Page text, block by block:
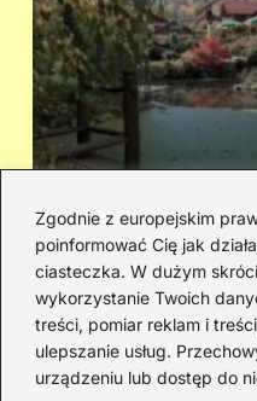
Zgodnie z europejskim
poinformować Cię jak
ciasteczka. W dużym
wykorzystanie Twoich
treści, pomiar reklam i
ulepszanie usług.
urządzeniu lub dostęp do
Cicha woda — kto
historia piosenki
Redakcja